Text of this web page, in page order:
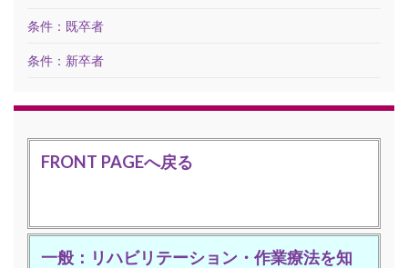
条件：既卒者
条件：新卒者
FRONT PAGEへ戻る
一般：リハビリテーション・作業療法を知